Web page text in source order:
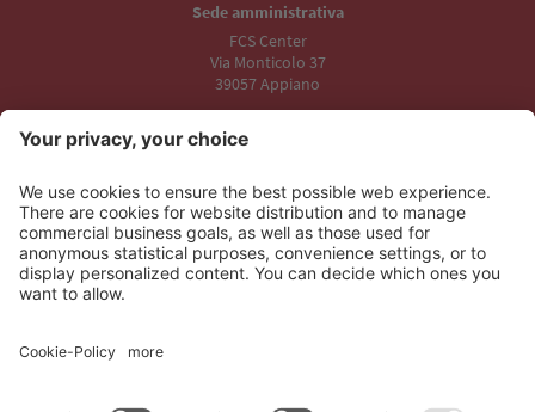
Sede amministrativa
FCS Center
Via Monticolo 37
39057 Appiano
Stadio Druso
39100 Bolzano